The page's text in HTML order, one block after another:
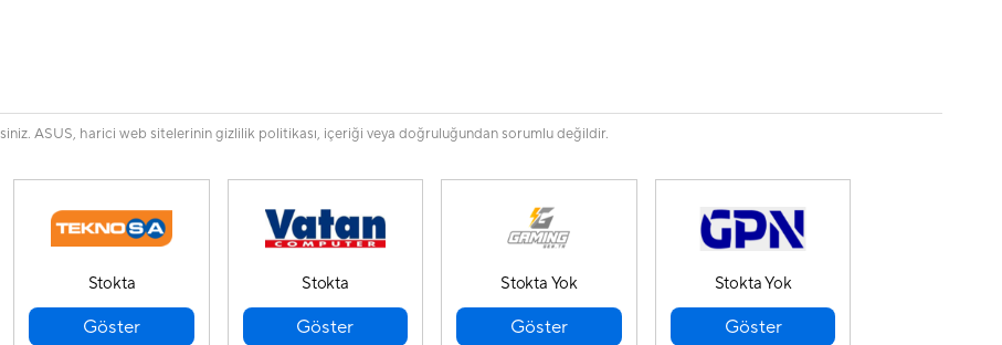
ASUS, harici web sitelerinin gizlilik politikası, içeriği veya doğruluğundan sorumlu değildir.
Stokta
Göster
Stokta
Göster
Stokta Yok
Göster
Stokta Yok
Göster